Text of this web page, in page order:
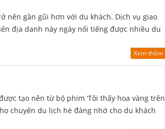
nên gần gũi hơn với du khách. Dịch vụ giao
địa danh này ngày nổi tiếng được nhiều du
Xem thêm
tạo nên từ bộ phim ‘Tôi thấy hoa vàng trên
chuyến du lịch hè đáng nhớ cho du khách